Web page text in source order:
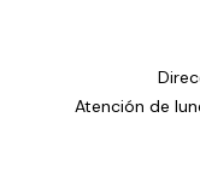
Atención de